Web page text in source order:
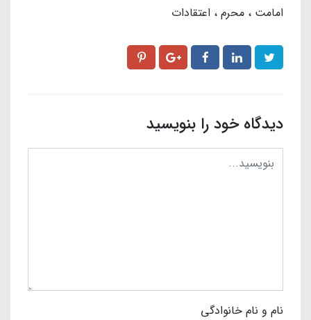
امامت
محرم اعتقادات
دیدگاه خود را بنویسید
نام و نام خانوادگی